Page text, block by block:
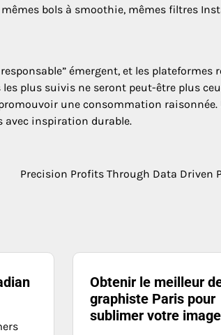
bols à smoothie, mêmes filtres
émergent, et les plateformes
plus suivis ne seront peut-être plus
une consommation raisonnée.
avec inspiration durable.
Precision Profits Through Data Driven
Obtenir le meilleur
graphiste Paris pour
sublimer votre image